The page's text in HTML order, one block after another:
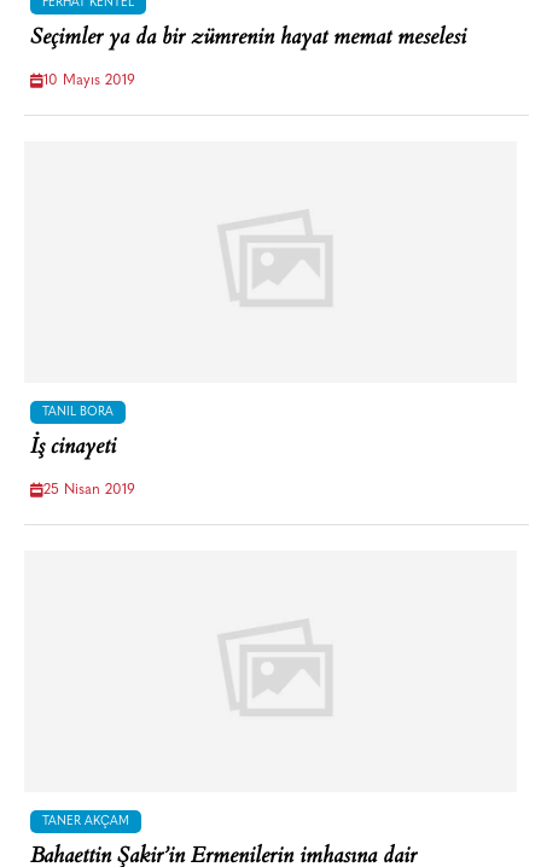
FERHAT KENTEL
Seçimler ya da bir zümrenin hayat memat meselesi
10 Mayıs 2019
TANIL BORA
İş cinayeti
25 Nisan 2019
TANER AKÇAM
Bahaettin Şakir’in Ermenilerin imhasına dair